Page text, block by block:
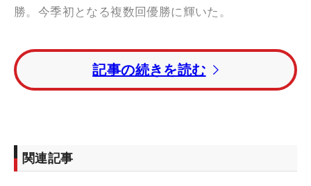
勝。今季初となる複数回優勝に輝いた。
初日は前半4番パー5で、3番ウッドで打った2打目を
ピン横30センチにピタリとつけ、イーグルを奪取。
その後はボギーとダブルボギーを重ねて失速し、1
よりは、いつもと同じように目の前の1打を一生懸
命打つことを意識した」と語る。朝から雨が降るコ
記事の続きを読む
関連記事